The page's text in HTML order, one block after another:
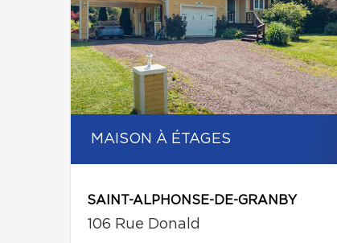
MAISON À ÉTAGES
SAINT-ALPHONSE-DE-GRANBY
106 Rue Donald